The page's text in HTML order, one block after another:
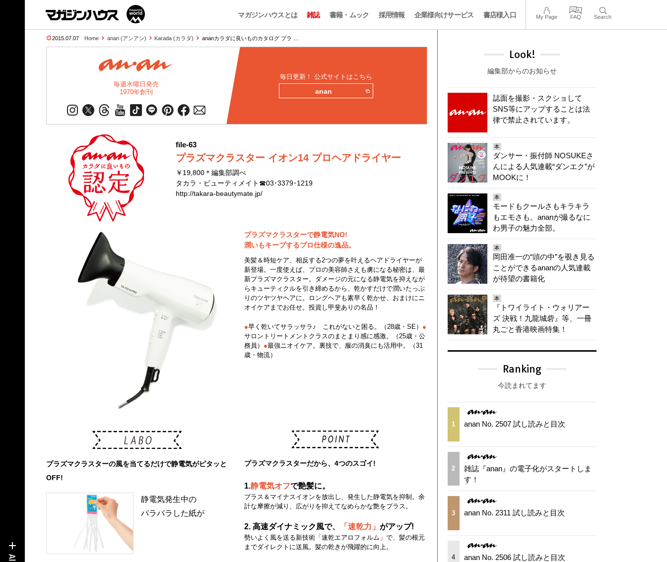
マガジンハウスとは 雑誌 書籍・ムック 採用情報 企業様向けサービス 書店様入口 My Page FAQ Search
2015.07.07 Home anan (アンアン) Karada (カラダ) ananカラダに良いものカタログ プラ …
毎週水曜日発売
1970年創刊
毎日更新！ 公式サイトはこちら
anan
file-63
プラズマクラスター イオン14 プロヘアドライヤー
￥19,800＊編集部調べ
タカラ・ビューティメイト☎03･3379･1219
http://takara-beautymate.jp/
プラズマクラスターで静電気NO!
潤いもキープするプロ仕様の逸品。
美髪＆時短ケア、相反する2つの夢を叶えるヘアドライヤーが
新登場。一度使えば、プロの美容師さえも虜になる秘密は、最
新プラズマクラスター。ダメージの元になる静電気を抑えなが
らキューティクルを引き締めるから、乾かすだけで潤いたっぷ
りのツヤツヤヘアに。ロングヘアも素早く乾かせ、おまけにニ
オイケアまでお任せ。投資し甲斐ありの名品！
●早く乾いてサラッサラ♪ これがないと困る。（28歳・SE） ●
サロントリートメントクラスのまとまり感に感激。（25歳・公
務員） ●最強ニオイケア。裏技で、服の消臭にも活用中。（31
歳・物流）
プラズマクラスターの風を当てるだけで静電気がピタッと
OFF!
静電気発生中の
パラパラした紙が
プラズマクラスターだから、4つのスゴイ!
1.静電気オフで艶髪に。
プラス＆マイナスイオンを放出し、発生した静電気を抑制。余
計な摩擦が減り、広がりを抑えてなめらかな艶をプラス。
2. 高速ダイナミック風で、 「速乾力」 がアップ!
勢いよく風を送る新技術「速乾エアロフォルム」で、髪の根元
までダイレクトに送風。髪の乾きが飛躍的に向上。
Look!
編集部からのお知らせ
誌面を撮影・スクショして
SNS等にアップすることは法
律で禁止されています。
本
ダンサー・振付師 NOSUKEさ
んによる人気連載“ダンエク”が
MOOKに！
本
モードもクールさもキラキラ
もエモさも。ananが撮るなに
わ男子の魅力全部。
本
岡田准一の“頭の中”を覗き見る
ことができるananの人気連載
が待望の書籍化
本
『トワイライト・ウォリアー
ズ 決戦！九龍城砦』等、一冊
丸ごと香港映画特集！
Ranking
今読まれてます
1 anan No. 2507 試し読みと目次
2
雑誌『anan』の電子化がスタートしま
す！
3 anan No. 2311 試し読みと目次
4 anan No. 2506 試し読みと目次